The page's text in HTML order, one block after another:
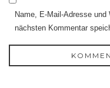
Name, E-Mail-Adresse
nächsten Kommentar